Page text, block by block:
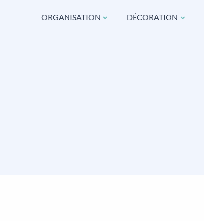
ORGANISATION DÉCORATION